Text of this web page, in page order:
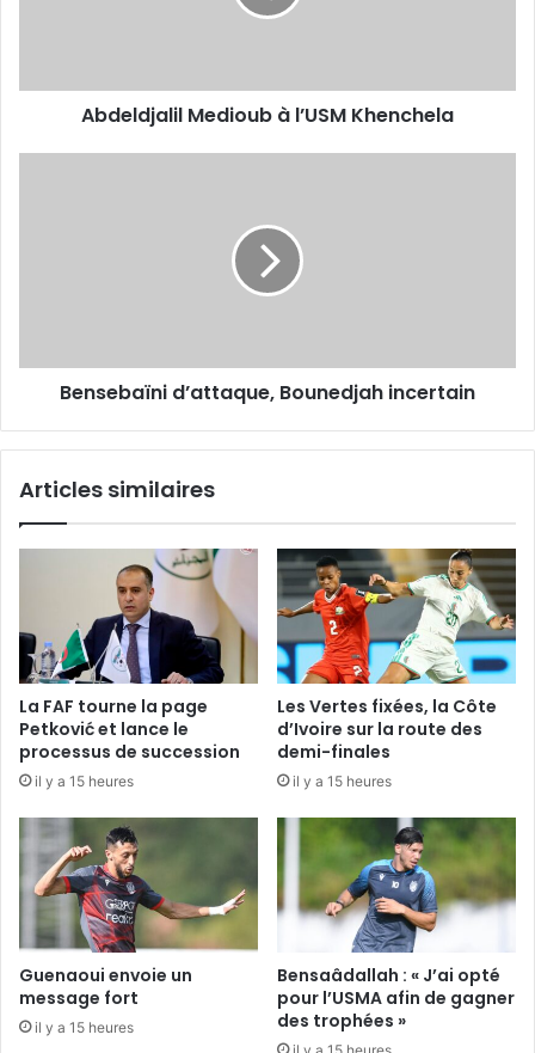
Abdeldjalil Medioub à l’USM Khenchela
Bensebaïni d’attaque, Bounedjah incertain
Articles similaires
La FAF tourne la page
Petković et lance le
processus de succession
il y a 15 heures
Les Vertes fixées, la Côte
d’Ivoire sur la route des
demi-finales
il y a 15 heures
Guenaoui envoie un
message fort
il y a 15 heures
Bensaâdallah : « J’ai opté
pour l’USMA afin de gagner
des trophées »